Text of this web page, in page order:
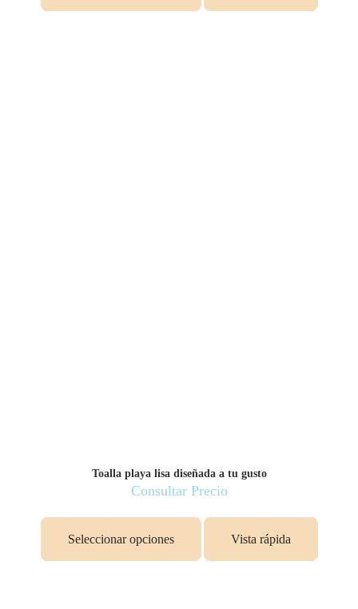
Toalla playa lisa diseñada a tu gusto
Consultar Precio
Seleccionar opciones Vista rápida